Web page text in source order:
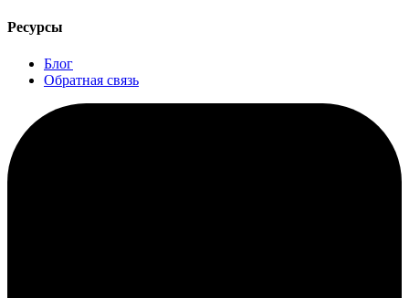
Ресурсы
Блог
Обратная связь